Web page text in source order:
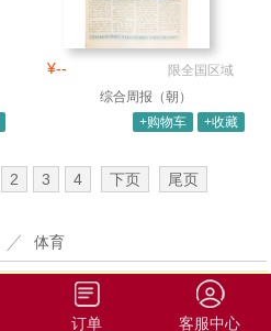
¥--
限全国区域
综合周报（朝）
+购物车
+收藏
2 3 4 下页 尾页
体育
订单 客服中心